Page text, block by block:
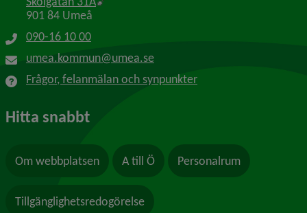
901 84 Umeå
090-16 10 00
umea.kommun@umea.se
Frågor, felanmälan och synpunkter
Hitta snabbt
Om webbplatsen A till Ö Personalrum
Tillgänglighetsredogörelse